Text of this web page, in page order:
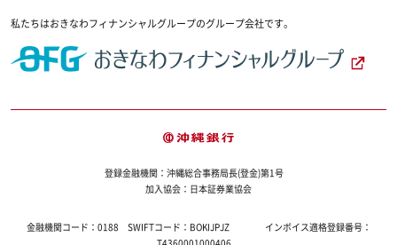
私たちはおきなわフィナンシャルグループのグループ会社です。
登録金融機関：沖縄総合事務局長(登金)第1号
加入協会：日本証券業協会
金融機関コード： 0188 SWIFTコード： BOKIJPJZ
インボイス適格登録番号：